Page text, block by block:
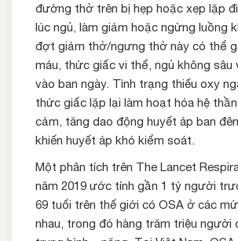
đường thở trên bị hẹp hoặc xẹp lặp
lúc ngủ, làm giảm hoặc ngừng luồng
đợt giảm thở/ngưng thở này có thể
máu, thức giấc vi thể, ngủ không sâu
vào ban ngày. Tình trạng thiếu oxy
thức giấc lặp lại làm hoạt hóa hệ
cảm, tăng dao động huyết áp ban
khiến huyết áp khó kiểm soát.
Một phân tích trên The Lancet
năm 2019 ước tính gần 1 tỷ người
69 tuổi trên thế giới có OSA ở các
nhau, trong đó hàng trăm triệu người